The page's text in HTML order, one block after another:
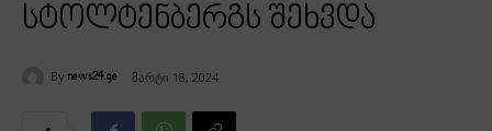
სტოლტენბერგს შეხვდა
By news24.ge მარტი 18, 2024